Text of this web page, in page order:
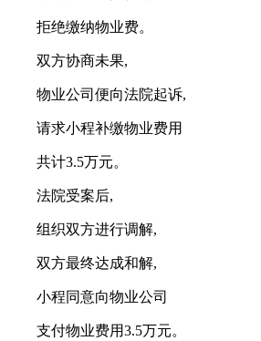
拒绝缴纳物业费。
双方协商未果,
物业公司便向法院起诉,
请求小程补缴物业费用
共计3.5万元。
法院受案后,
组织双方进行调解,
双方最终达成和解,
小程同意向物业公司
支付物业费用3.5万元。